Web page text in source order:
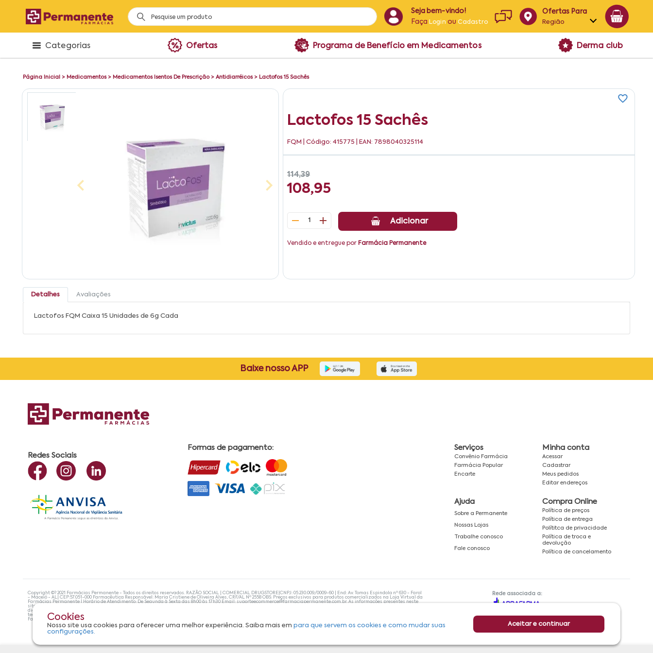
Seja bem-vindo!
Faça Login ouCadastro
Ofertas Para
Região
Alagoas
Categorias Ofertas Programa de Benefício em Medicamentos Derma club
Página Inicial > Medicamentos> Medicamentos Isentos De Prescrição> Antidiarréicos> Lactofos 15 Sachês
Lactofos 15 Sachês
FQM | Código: 415775 | EAN: 7898040325114
114,39
108,95
1 Adicionar
Vendido e entregue por Farmácia Permanente
Detalhes Avaliações
Lactofos FQM Caixa 15 Unidades de 6g Cada
Cookies
Nosso site usa cookies para oferecer uma melhor experiência. Saiba mais empara que servem os cookies e como mudar suas
configurações.
Aceitar e continuar
Baixe nosso APP
Redes Sociais
Formas de pagamento: Serviços
Convênio Farmácia
Farmácia Popular
Encarte
Minha conta
Acessar
Cadastrar
Meus pedidos
Editar endereços
Ajuda
Sobre a Permanente
Nossas Lojas
Trabalhe conosco
Fale conosco
Compra Online
Política de preços
Política de entrega
Polítitca de privacidade
Política de troca e
devolução
Política de cancelamento
Copyright ©? 2021 Farmácias Permanente - Todos os direitos reservados. RAZÃO SOCIAL | COMERCIAL DRUGSTORE|CNPJ: 05.230.009/0009-60 | End: Av. Tomas Espindola nº 630 - Farol
- Maceió - AL| CEP:57.051-000 Farmacêutica Responsável: Maria Cristiene de Oliveira Alves, CRF/AL Nº 2558 OBS: Preços exclusivos para produtos comercializados na Loja Virtual da
Farmácias Permanente | Horário de Atendimento: De Segunda à Sexta das 8h00 às 17h30 Email: suporteecommerce@farmaciapermanente.com.br. As informações presentes neste
site não devem ser utilizadas para automedicação e, de forma alguma, substituem as orientações de um profissional da área médica. Apenas o médico está capacitado para
diagnosticar problemas de saúde e prescrever o tratamento adequado. Se os sintomas persistirem, um médico deve ser consultado. A Farmácia Permanente trabalha com as
tecnologias mais avançadas de proteção de dados, para que você possa realizar suas compras com tranquilidade. A privacidade e a segurança dos clientes são compromissos da
Farmácias Permanente. Todos os pedidos efetuados estão sujeitos à confirmação da disponibilidade de produto em nosso estoque.
Rede associada a: